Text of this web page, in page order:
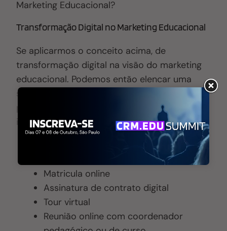
Marketing Educacional?
Transformação Digital no Marketing Educacional
Se aplicarmos o conceito acima, de
transformação digital na visão do marketing
educacional. Podemos então elencar uma
série de ações que podem ser realizadas
pelas equipes de Marketing e Comercial das
instituições de ensino. Como:
Matricula online
Assinatura de contrato digital
Tour virtual
Reunião online com coordenador